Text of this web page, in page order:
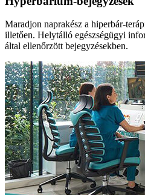
Maradjon naprakész a hiperbár-
illetően. Helytálló egészségügyi
által ellenőrzött bejegyzésekben.